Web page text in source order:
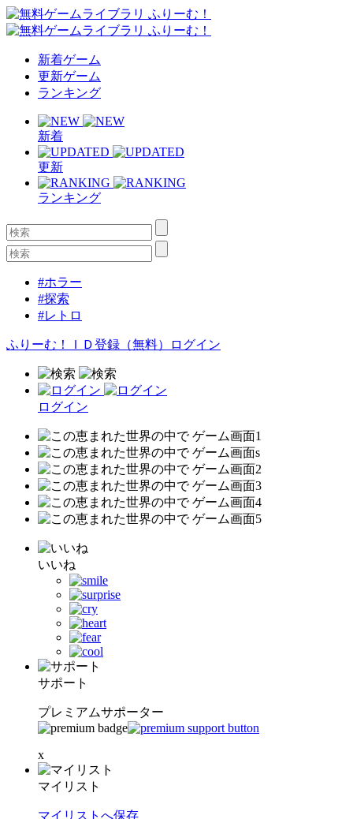
新着ゲーム
更新ゲーム
ランキング
新着
更新
ランキング
#ホラー
#探索
#レトロ
ふりーむ！ＩＤ登録（無料） ログイン
ログイン
いいね
サポート
プレミアムサポーター
x
マイリスト
マイリストへ保存